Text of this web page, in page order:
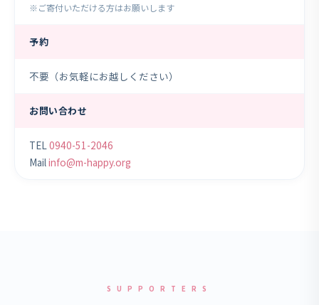
※ご寄付いただける方はお願いします
予約
不要（お気軽にお越しください）
お問い合わせ
TEL 0940-51-2046
Mailinfo@m-happy.org
SUPPORTERS